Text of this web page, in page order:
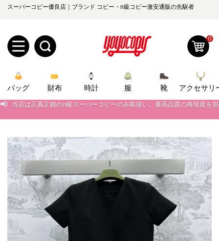
スーパーコピー優良店｜ブランド コピー・n級コピー激安通販の先駆者
規
ザ
ー
登
録
ロ
ン
オ
ー
ダ
ー
お
知
ら
yoyocopys@gmail.com
0
バッグ 財布 時計 服 靴 アクセサリ
📢 当店は正真正銘のn級スーパーコピーのみ取扱い。最高品質の再現度を
📢 当店は正真正銘のn級スーパーコピーのみ取扱い。最高品質の再現度を
📢 2026春の新作続々更新中！期間中のご注文でお得な割引をご利用いただ
📢 新作入荷！ルイ・ヴィトンスーパーコピー バッグ最新モデルが登場。